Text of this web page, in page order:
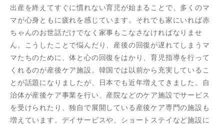
出産を終えてすぐに慣れない育児が始まることで、多くのマ
マが心身ともに疲れを感じています。それでも家にいれば赤
ちゃんのお世話だけでなく家事もこなさなければなりませ
ん。こうしたことで悩んだり、産後の回復が遅れてしまうマ
マたちのために、体と心の回復をはかり、育児指導を行って
くれるのが産後ケア施設。韓国では以前から充実しているこ
とが話題になりましたが、日本でも近年増えてきました。自
治体が産後ケア事業を行い、産院などのケア施設でサービス
を受けられたり、独自で展開している産後ケア専門の施設も
増えています。デイサービスや、ショートステイなど施設に